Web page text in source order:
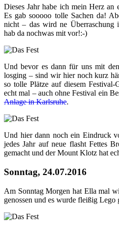
Dieses Jahr habe ich mein Herz an
Es gab sooooo tolle Sachen da!
nicht – das wird ne Überraschung
hab da nochwas mit vor!:-)
Und bevor es dann für uns mit
losging – sind wir hier noch kurz
so tolle Plätze auf diesem Festival-
echt mal – auch ohne Festival ein
Anlage in Karlsruhe.
Und hier dann noch ein Eindruck
jedes Jahr auf neue flasht Fettes
gemacht und der Mount Klotz hat
Sonntag, 24.07.2016
Am Sonntag Morgen hat Ella mal
genossen und es wurde fleißig Lego